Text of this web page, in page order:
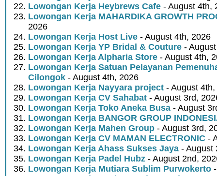
Lowongan Kerja Heybrews Cafe - August 4th,
Lowongan Kerja MAHARDIKA GROWTH
2026
Lowongan Kerja Host Live - August 4th, 2026
Lowongan Kerja YP Bridal & Couture -
Lowongan Kerja Alpharia Store - August 4th,
Lowongan Kerja Satuan Pelayanan
Cilongok - August 4th, 2026
Lowongan Kerja Nayyara project - August
Lowongan Kerja CV Sahabat - August 3rd,
Lowongan Kerja Toko Aneka Busa - August
Lowongan Kerja BANGOR GROUP
Lowongan Kerja Mahen Group - August 3rd,
Lowongan Kerja CV MAMAN ELECTRONIC -
Lowongan Kerja Ahass Sukses Jaya - August
Lowongan Kerja Padel Hubz - August 2nd,
Lowongan Kerja Mutiara Sublim Purwokerto